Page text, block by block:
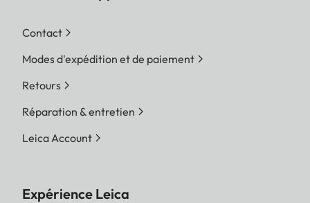
Contact
Modes d'expédition et de paiement
Retours
Réparation & entretien
Leica Account
Expérience Leica